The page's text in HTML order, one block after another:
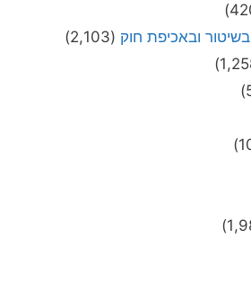
ובאכיפת חוק (2,103)